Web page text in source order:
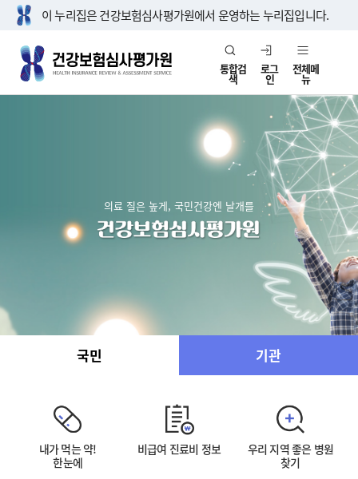
이 누리집은 건강보험심사평가원에서 운영하는 누리집입니다.
통합검
색
로그
인
전체메
뉴
의료 질은 높게, 국민건강엔 날개를
국민 기관
내가 먹는 약!
한눈에
비급여 진료비 정보
우리 지역 좋은 병원
찾기